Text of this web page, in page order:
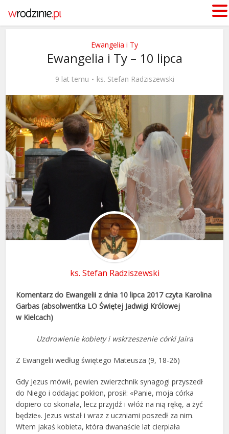
Ewangelia i Ty
Ewangelia i Ty – 10 lipca
9 lat temu ks. Stefan Radziszewski
ks. Stefan Radziszewski
Komentarz do Ewangelii z dnia 10 lipca 2017 czyta Karolina
Garbas (absolwentka LO Świętej Jadwigi Królowej
w Kielcach)
Uzdrowienie kobiety i wskrzeszenie córki Jaira
Z Ewangelii według świętego Mateusza (9, 18-26)
Gdy Jezus mówił, pewien zwierzchnik synagogi przyszedł
do Niego i oddając pokłon, prosił: «Panie, moja córka
dopiero co skonała, lecz przyjdź i włóż na nią rękę, a żyć
będzie». Jezus wstał i wraz z uczniami poszedł za nim.
Wtem jakaś kobieta, która dwanaście lat cierpiała